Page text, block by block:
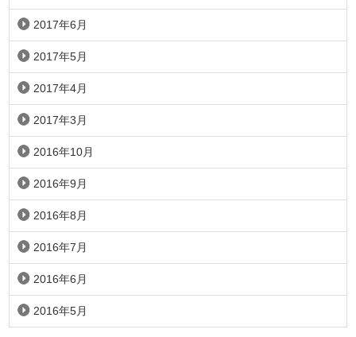
2017年6月
2017年5月
2017年4月
2017年3月
2016年10月
2016年9月
2016年8月
2016年7月
2016年6月
2016年5月